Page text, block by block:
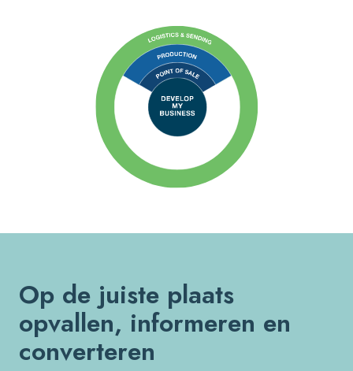
Op de juiste plaats
opvallen, informeren en
converteren